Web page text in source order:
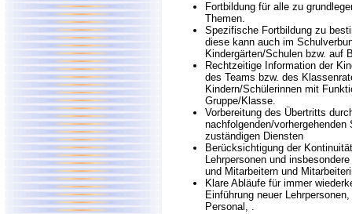
Fortbildung für alle zu
Themen.
Spezifische Fortbildung zu
diese kann auch im
Kindergärten/Schulen bzw. auf
Rechtzeitige Information der
des Teams bzw. des
Kindern/Schülerinnen mit
Gruppe/Klasse.
Vorbereitung des Übertritts
nachfolgenden/
zuständigen Diensten
Berücksichtigung der
Lehrpersonen und
und Mitarbeitern und
Klare Abläufe für immer
Einführung neuer
Personal, .